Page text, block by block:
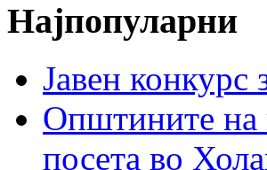
Најпопуларни
Јавен
Општините на
посета во